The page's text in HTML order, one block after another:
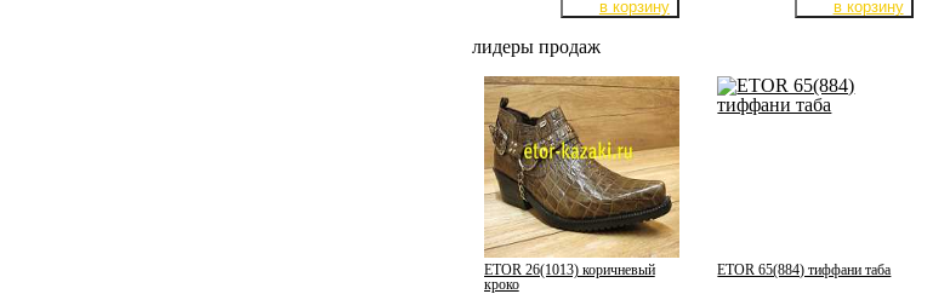
лидеры продаж
ETOR 26(1013) коричневый
кроко
ETOR 65(884) тиффани таба